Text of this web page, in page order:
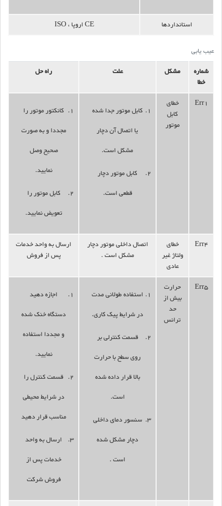
استانداردها CE اروپا ، ISO
عیب یابی
شماره
خطا
مشکل علت راه حل
Err1
خطای
کابل
موتور
کابل موتور جدا شده
یا اتصال آن دچار
مشکل است.
کابل موتور دچار
قطعی است.
کانکتور موتور را
مجددا و به صورت
صحیح وصل
نمایید.
کابل موتور را
تعویض نمایید.
Err4
خطای
ولتاژ غیر
عادی
اتصال داخلی موتور دچار
مشکل است .
ارسال به واحد خدمات
پس از فروش
Err5
حرارت
بیش از
حد
ترانس
استفاده طولانی مدت
در شرایط پیک کاری.
قسمت کنترلی بر
روی سطح با حرارت
بالا قرار داده شده
است.
سنسور دمای داخلی
دچار مشکل شده
است .
اجازه دهید
دستگاه خنک شده
و مجددا استفاده
نمایید.
قسمت کنترل را
در شرایط محیطی
مناسب قرار دهید
ارسال به واحد
خدمات پس از
فروش شرکت